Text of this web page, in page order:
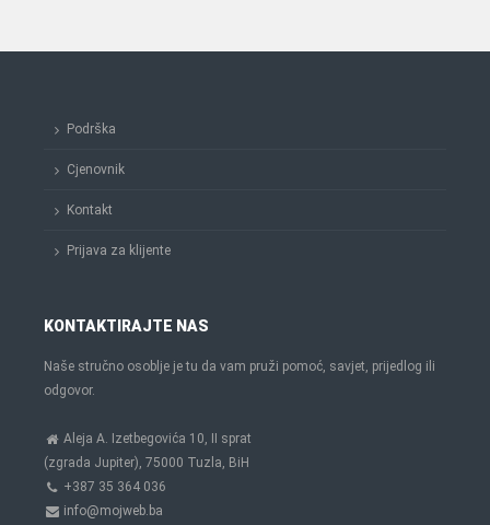
Podrška
Cjenovnik
Kontakt
Prijava za klijente
KONTAKTIRAJTE NAS
Naše stručno osoblje je tu da vam pruži pomoć, savjet, prijedlog ili
odgovor.
Aleja A. Izetbegovića 10, II sprat
(zgrada Jupiter), 75000 Tuzla, BiH
+387 35 364 036
info@mojweb.ba